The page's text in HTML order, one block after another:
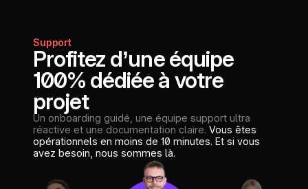
Support
Profitez d’une équipe
100% dédiée à votre
projet
Un onboarding guidé, une équipe support ultra
réactive et une documentation claire. Vous êtes
opérationnels en moins de 10 minutes. Et si vous
avez besoin, nous sommes là.